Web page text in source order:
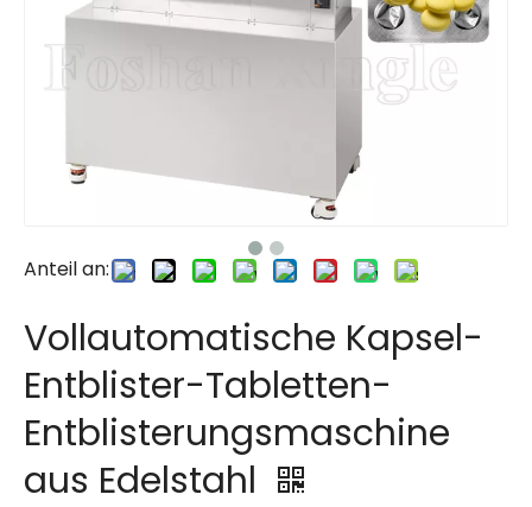
Anteil an:
Vollautomatische Kapsel-
Entblister-Tabletten-
Entblisterungsmaschine
aus Edelstahl